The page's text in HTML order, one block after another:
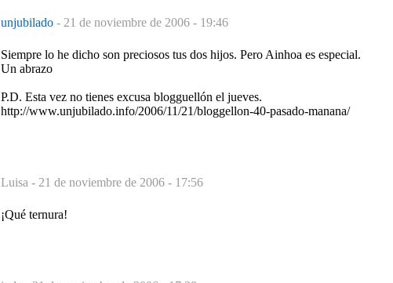
unjubilado - 21 de noviembre de 2006 - 19:46
Siempre lo he dicho son preciosos tus dos hijos. Pero Ainhoa es especial.
Un abrazo
P.D. Esta vez no tienes excusa blogguellón el jueves.
http://www.unjubilado.info/2006/11/21/bloggellon-40-pasado-manana/
Luisa - 21 de noviembre de 2006 - 17:56
¡Qué ternura!